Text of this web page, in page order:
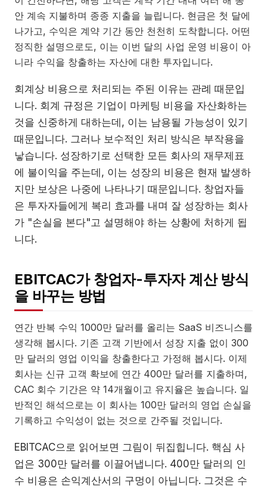
안 계속 지불하며 종종 지출을 늘립니다. 현금은 첫 달에
나가고, 수익은 계약 기간 동안 천천히 도착합니다. 어떤
정직한 설명으로도, 이는 이번 달의 사업 운영 비용이 아
니라 수익을 창출하는 자산에 대한 투자입니다.
회계상 비용으로 처리되는 주된 이유는 관례 때문입
니다. 회계 규정은 기업이 마케팅 비용을 자산화하는
것을 신중하게 대하는데, 이는 남용될 가능성이 있기
때문입니다. 그러나 보수적인 처리 방식은 부작용을
낳습니다. 성장하기로 선택한 모든 회사의 재무제표
에 불이익을 주는데, 이는 성장의 비용은 현재 발생하
지만 보상은 나중에 나타나기 때문입니다. 창업자들
은 투자자들에게 복리 효과를 내며 잘 성장하는 회사
가 "손실을 본다"고 설명해야 하는 상황에 처하게 됩
니다.
EBITCAC가 창업자-투자자 계산 방식
을 바꾸는 방법
연간 반복 수익 1000만 달러를 올리는 SaaS 비즈니스를
생각해 봅시다. 기존 고객 기반에서 성장 지출 없이 300
만 달러의 영업 이익을 창출한다고 가정해 봅시다. 이제
회사는 신규 고객 확보에 연간 400만 달러를 지출하며,
CAC 회수 기간은 약 14개월이고 유지율은 높습니다. 일
반적인 해석으로는 이 회사는 100만 달러의 영업 손실을
기록하고 수익성이 없는 것으로 간주될 것입니다.
EBITCAC으로 읽어보면 그림이 뒤집힙니다. 핵심 사
업은 300만 달러를 이끌어냅니다. 400만 달러의 인
수 비용은 손익계산서의 구멍이 아닙니다. 그것은 수